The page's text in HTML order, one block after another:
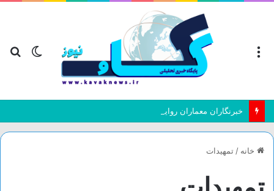
تغییر
خبرنگاران معماران روایت‌ها و دیده‌بانان جامعه هستند
خانه /تمهیدات